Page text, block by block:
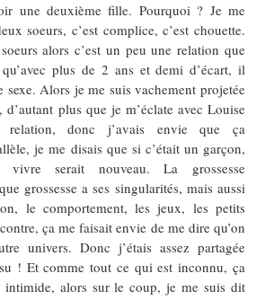
une deuxième fille. Pourquoi ? Je me
soeurs, c’est complice, c’est chouette.
alors c’est un peu une relation que
plus de 2 ans et demi d’écart, il
Alors je me suis vachement projetée
plus que je m’éclate avec Louise
relation, donc j’avais envie que ça
je me disais que si c’était un garçon,
serait nouveau. La grossesse
grossesse a ses singularités, mais aussi
le comportement, les jeux, les petits
ça me faisait envie de me dire qu’on
univers. Donc j’étais assez partagée
! Et comme tout ce qui est inconnu, ça
intimide, alors sur le coup, je me suis dit